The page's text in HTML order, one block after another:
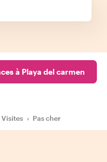
à Playa del carmen
Visites › Pas cher